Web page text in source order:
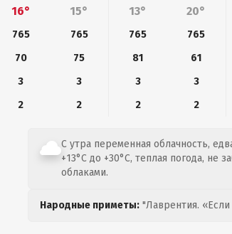
16°
15° 13° 20°
765 765 765 765
70
75 81 61
3
3 3 3
2
2 2 2
С утра переменная облачность,
+13°C до +30°C, теплая погода, не
облаками.
Народные приметы: "Лаврентия.